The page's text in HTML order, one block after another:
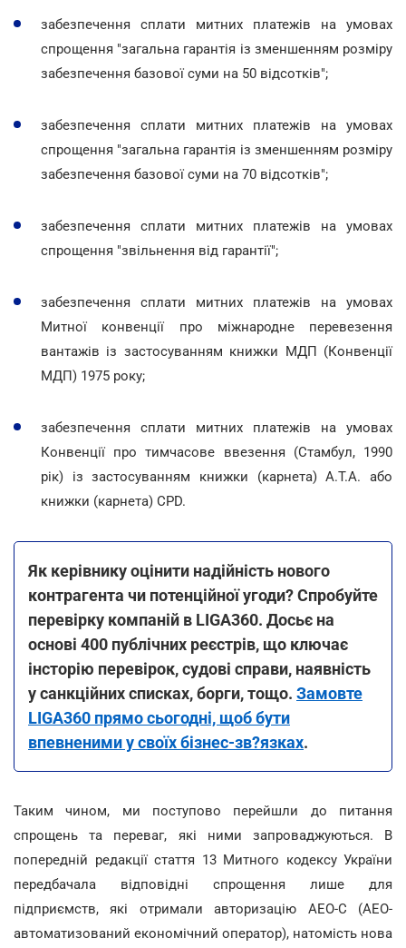
забезпечення сплати митних платежів на умовах
спрощення "загальна гарантія із зменшенням розміру
забезпечення базової суми на 50 відсотків";
забезпечення сплати митних платежів на умовах
спрощення "загальна гарантія із зменшенням розміру
забезпечення базової суми на 70 відсотків";
забезпечення сплати митних платежів на умовах
спрощення "звільнення від гарантії";
забезпечення сплати митних платежів на умовах
Митної конвенції про міжнародне перевезення
вантажів із застосуванням книжки МДП (Конвенції
МДП) 1975 року;
забезпечення сплати митних платежів на умовах
Конвенції про тимчасове ввезення (Стамбул, 1990
рік) із застосуванням книжки (карнета) А.Т.А. або
книжки (карнета) CPD.
Як керівнику оцінити надійність нового
контрагента чи потенційної угоди? Спробуйте
перевірку компаній в LIGA360. Досьє на
основі 400 публічних реєстрів, що ключає
інсторію перевірок, судові справи, наявність
у санкційних списках, борги, тощо. Замовте
LIGA360 прямо сьогодні, щоб бути
впевненими у своїх бізнес-зв?язках.
Таким чином, ми поступово перейшли до питання
спрощень та переваг, які ними запроваджуються. В
попередній редакції стаття 13 Митного кодексу України
передбачала відповідні спрощення лише для
підприємств, які отримали авторизацію АЕО-С (АЕО-
автоматизований економічний оператор), натомість нова